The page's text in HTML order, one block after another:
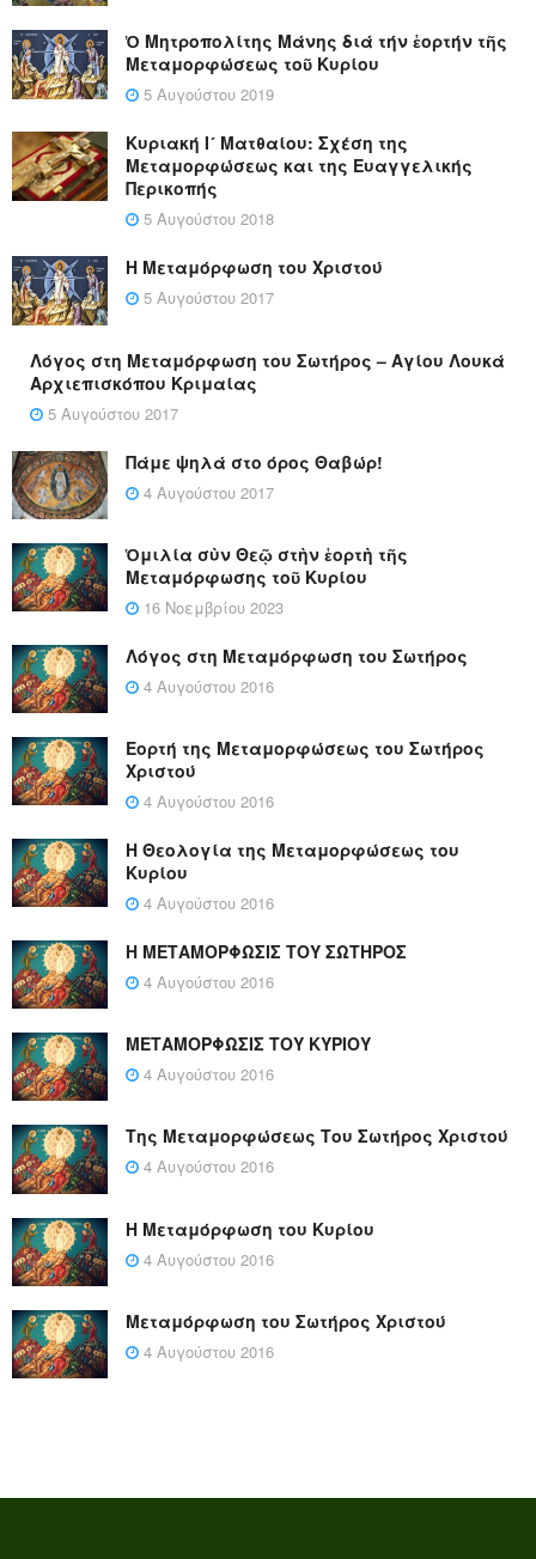
Ὁ Μητροπολίτης Μάνης διά τήν ἑορτήν τῆς
Μεταμορφώσεως τοῦ Κυρίου
5 Αυγούστου 2019
Κυριακή Ι´ Ματθαίου: Σχέση της
Μεταμορφώσεως και της Ευαγγελικής
Περικοπής
5 Αυγούστου 2018
Η Μεταμόρφωση του Χριστού
5 Αυγούστου 2017
Λόγος στη Μεταμόρφωση του Σωτήρος – Αγίου Λουκά
Αρχιεπισκόπου Κριμαίας
5 Αυγούστου 2017
Πάμε ψηλά στο όρος Θαβώρ!
4 Αυγούστου 2017
Ὁμιλία σὺν Θεῷ στὴν ἑορτὴ τῆς
Μεταμόρφωσης τοῦ Κυρίου
16 Νοεμβρίου 2023
Λόγος στη Μεταμόρφωση του Σωτήρος
4 Αυγούστου 2016
Εορτή της Μεταμορφώσεως του Σωτήρος
Χριστού
4 Αυγούστου 2016
Η Θεολογία της Μεταμορφώσεως του
Κυρίου
4 Αυγούστου 2016
Η ΜΕΤΑΜΟΡΦΩΣΙΣ ΤΟΥ ΣΩΤΗΡΟΣ
4 Αυγούστου 2016
ΜΕΤΑΜΟΡΦΩΣΙΣ ΤΟΥ ΚΥΡΙΟΥ
4 Αυγούστου 2016
Της Μεταμορφώσεως Του Σωτήρος Χριστού
4 Αυγούστου 2016
Η Μεταμόρφωση του Κυρίου
4 Αυγούστου 2016
Μεταμόρφωση του Σωτήρος Χριστού
4 Αυγούστου 2016